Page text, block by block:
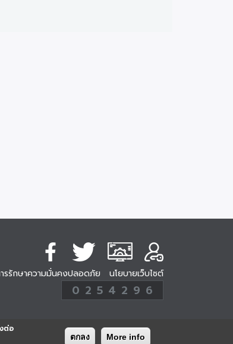
ต่อ
ตกลง More info
รรักษาความมั่นคงปลอดภัย นโยบายเว็บไซต์
254296
ครั้ง
0 2 5 4 2 9 6